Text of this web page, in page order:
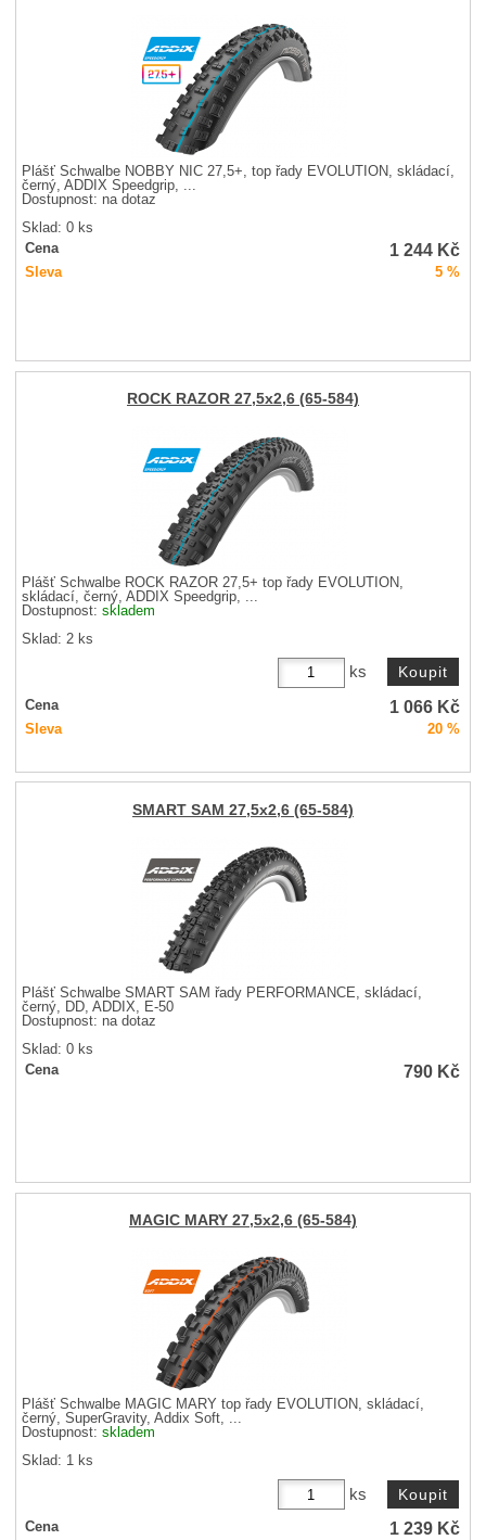
Plášť Schwalbe NOBBY NIC 27,5+, top řady EVOLUTION, skládací,
černý, ADDIX Speedgrip, ...
Dostupnost: na dotaz
Sklad: 0 ks
Cena
1 244 Kč
Sleva 5 %
ROCK RAZOR 27,5x2,6 (65-584)
Plášť Schwalbe ROCK RAZOR 27,5+ top řady EVOLUTION,
skládací, černý, ADDIX Speedgrip, ...
Dostupnost:skladem
Sklad: 2 ks
ks
Cena 1 066 Kč
Sleva 20 %
SMART SAM 27,5x2,6 (65-584)
Plášť Schwalbe SMART SAM řady PERFORMANCE, skládací,
černý, DD, ADDIX, E-50
Dostupnost: na dotaz
Sklad: 0 ks
Cena
790 Kč
MAGIC MARY 27,5x2,6 (65-584)
Plášť Schwalbe MAGIC MARY top řady EVOLUTION, skládací,
černý, SuperGravity, Addix Soft, ...
Dostupnost:skladem
Sklad: 1 ks
ks
Cena 1 239 Kč